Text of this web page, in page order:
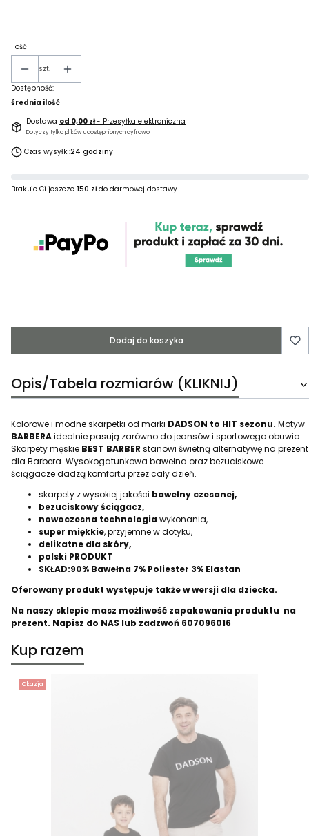
Ilość
szt.
Dostępność:
średnia ilość
Dostawa od 0,00 zł- Przesyłka elektroniczna
Dotyczy tylko plików udostępnionych cyfrowo
Czas wysyłki:24 godziny
Brakuje Ci jeszcze150 złdo darmowej dostawy
Dodaj do koszyka
Opis/Tabela rozmiarów (KLIKNIJ)
Kolorowe i modne skarpetki od marki DADSON to HIT sezonu. Motyw
BARBERAidealnie pasują zarówno do jeansów i sportowego obuwia.
Skarpety męskie BEST BARBER stanowi świetną alternatywę na prezent
dla Barbera. Wysokogatunkowa bawełna oraz bezuciskowe
ściągacze dadzą komfortu przez cały dzień.
skarpety z wysokiej jakości bawełny czesanej,
bezuciskowy ściągacz,
nowoczesna technologia wykonania,
super miękkie, przyjemne w dotyku,
delikatne dla skóry,
polski PRODUKT
SKŁAD:90% Bawełna 7% Poliester 3% Elastan
Oferowany produkt występuje także w wersji dla dziecka.
Na naszy sklepie masz możliwość zapakowania produktu na
prezent. Napisz do NAS lub zadzwoń 607096016
Kup razem
Okazja